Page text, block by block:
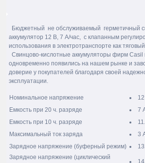
Бюджетный не обслуживаемый герметичный
аккумулятор 12 В, 7 А/час, с клапанным
использования в электротранспорте как
Свинцово-кислотные аккумуляторы фирм Casil
одновременно появились на нашем рынке и
доверие у покупателей благодаря своей
эксплуатации.
Номинальное напряжение
Емкость при 20 ч. разряде
7
Емкость при 10 ч. разряде
Максимальный ток заряда
3
Зарядное напряжение (буферный режим)
Зарядное напряжение (циклический